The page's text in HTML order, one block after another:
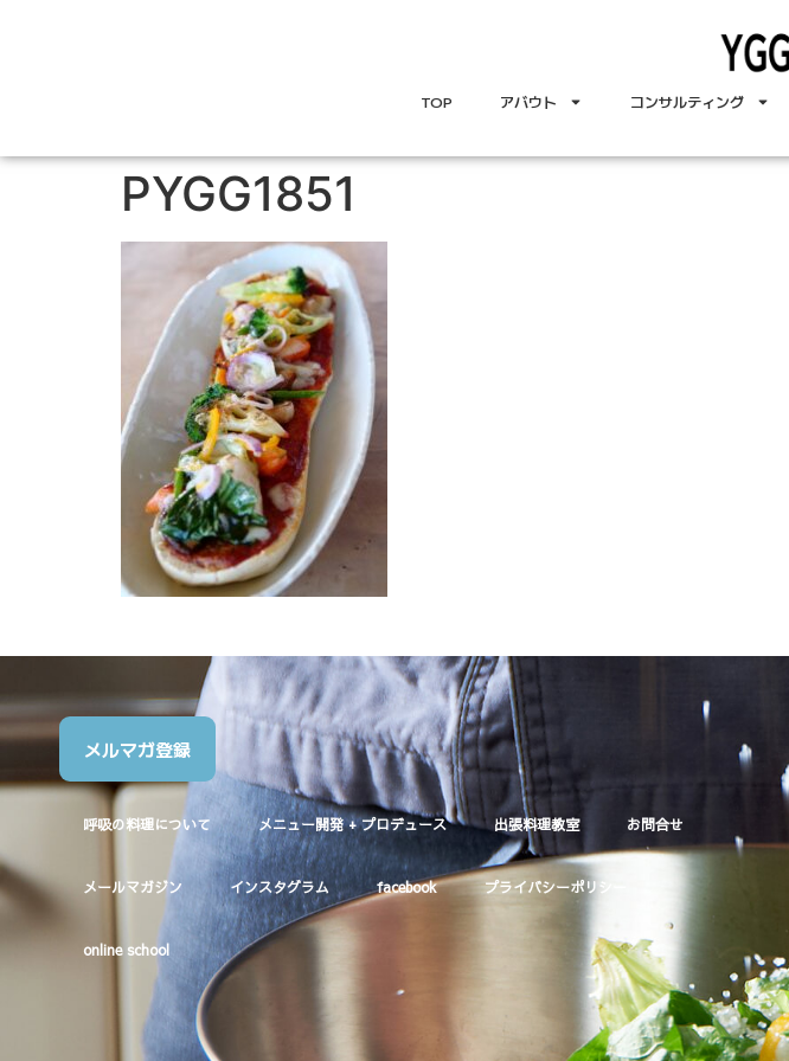
TOP アバウト コンサルティング
PYGG1851
メルマガ登録
呼吸の料理について メニュー開発 + プロデュース 出張料理教室 お問合せ
メールマガジン インスタグラム facebook プライバシーポリシー
online school